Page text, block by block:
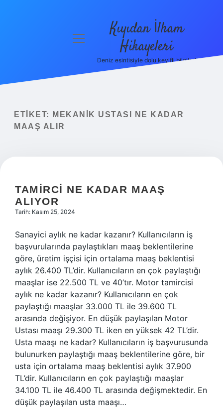
Yasal Uyarı
menüyü
Kıyıdan İlham
Hikayeleri
Deniz esintisiyle dolu keyifli bilgiler!
ETIKET:
MEKANIK USTASI NE KADAR
MAAŞ ALIR
TAMIRCI NE KADAR MAAŞ
ALIYOR
Tarih: Kasım 25, 2024
Sanayici aylık ne kadar kazanır? Kullanıcıların iş
başvurularında paylaştıkları maaş beklentilerine
göre, üretim işçisi için ortalama maaş beklentisi
aylık 26.400 TL’dir. Kullanıcıların en çok paylaştığı
maaşlar ise 22.500 TL ve 40’tır. Motor tamircisi
aylık ne kadar kazanır? Kullanıcıların en çok
paylaştığı maaşlar 33.000 TL ile 39.600 TL
arasında değişiyor. En düşük paylaşılan Motor
Ustası maaşı 29.300 TL iken en yüksek 42 TL’dir.
Usta maaşı ne kadar? Kullanıcıların iş başvurusunda
bulunurken paylaştığı maaş beklentilerine göre, bir
usta için ortalama maaş beklentisi aylık 37.900
TL’dir. Kullanıcıların en çok paylaştığı maaşlar
34.100 TL ile 46.400 TL arasında değişmektedir. En
düşük paylaşılan usta maaşı…